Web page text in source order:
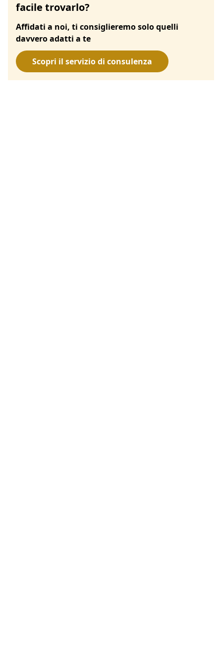
facile trovarlo?
Affidati a noi, ti consiglieremo solo quelli
davvero adatti a te
Scopri il servizio di consulenza